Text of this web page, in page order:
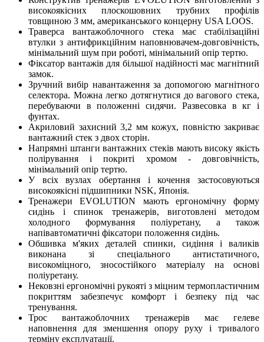
високоякісних плоскошовних трубних профілів
товщиною 3 мм, американського концерну USA LOOS.
Траверса вантажоблочного стека має стабілізаційні
втулки з антифрикційним наповнювачем-довговічність,
мінімальний шум при роботі, мінімальний опір тертю.
Фіксатор вантажів для більшої надійності має магнітний
замок.
Зручний вибір навантаження за допомогою магнітного
селектора. Можна легко дотягнутися до вагового стека,
перебуваючи в положенні сидячи. Развесовка в кг і
фунтах.
Акриловий захисний 3,2 мм кожух, повністю закриває
вантажний стек з двох сторін.
Напрямні штанги вантажних стеків мають високу якість
полірування і покриті хромом - довговічність,
мінімальний опір тертю.
У всіх вузлах обертання і кочення застосовуються
високоякісні підшипники NSK, Японія.
Тренажери EVOLUTION мають ергономічну форму
сидінь і спинок тренажерів, виготовлені методом
холодного формування поліуретану, а також
напівавтоматичні фіксатори положення сидінь.
Обшивка м'яких деталей спинки, сидіння і валиків
виконана зі спеціального антистатичного,
високоміцного, зносостійкого матеріалу на основі
поліуретану.
Нековзні ергономічні рукояті з міцним термопластичним
покриттям забезпечує комфорт і безпеку під час
тренування.
Трос вантажоблочних тренажерів має гелеве
наповнення для зменшення опору руху і тривалого
терміну експлуатації.